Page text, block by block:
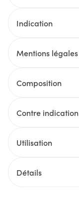
Indication
Mentions légales
Composition
Contre indication
Utilisation
Détails